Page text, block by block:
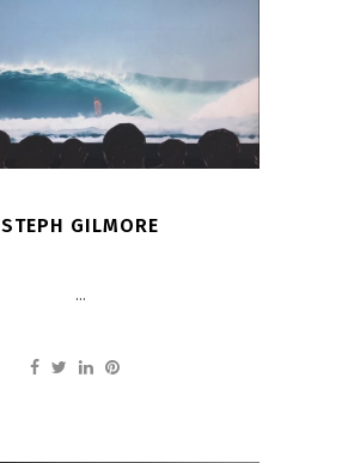
STEPH GILMORE
...